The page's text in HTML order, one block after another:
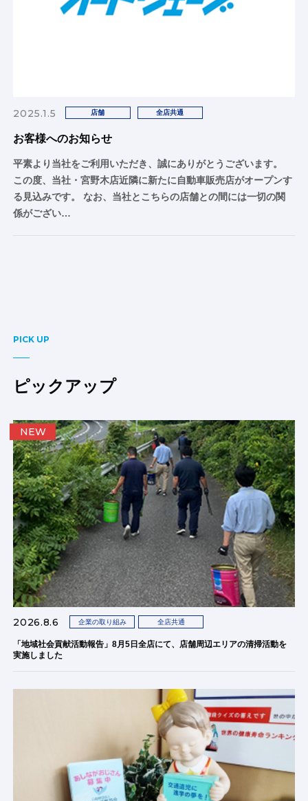
2025.1.5 店舗 全店共通
お客様へのお知らせ
平素より当社をご利用いただき、誠にありがとうございます。
この度、当社・宮野木店近隣に新たに自動車販売店がオープンす
る見込みです。 なお、当社とこちらの店舗との間には一切の関
係がござい…
PICK UP
ピックアップ
2026.8.6 企業の取り組み 全店共通
「地域社会貢献活動報告」8月5日全店にて、店舗周辺エリアの清掃活動を
実施しました
NEW